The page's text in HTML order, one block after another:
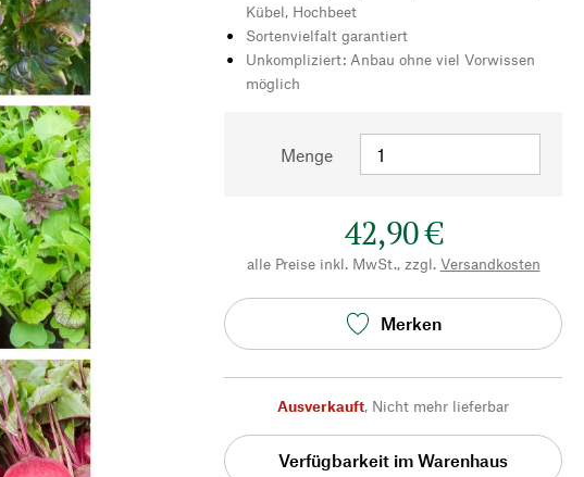
Kübel, Hochbeet
Sortenvielfalt garantiert
Unkompliziert: Anbau ohne viel Vorwissen
möglich
Menge
42,90 €
alle Preise inkl. MwSt., zzgl. Versandkosten
Merken
Ausverkauft, Nicht mehr lieferbar
Verfügbarkeit im Warenhaus